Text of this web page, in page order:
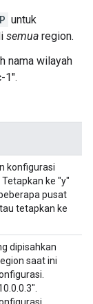
untuk
semua region.
nama wilayah
1".
konfigurasi
ke "y"
pusat
tetapkan ke
dipisahkan
saat ini